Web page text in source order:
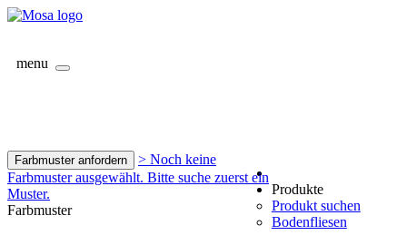
menu
Farbmuster anfordern
> Noch keine
Farbmuster ausgewählt. Bitte suche zuerst ein
Muster.
Farbmuster
Produkte
Produkt suchen
Bodenfliesen